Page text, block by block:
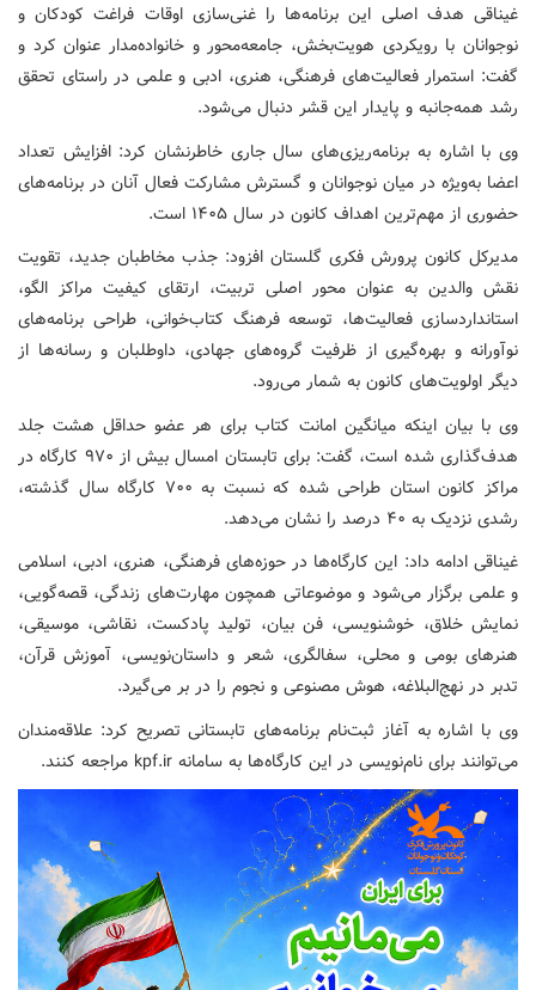
غیناقی هدف اصلی این برنامه‌ها را غنی‌سازی اوقات فراغت کودکان و
نوجوانان با رویکردی هویت‌بخش، جامعه‌محور و خانواده‌مدار عنوان کرد و
گفت: استمرار فعالیت‌های فرهنگی، هنری، ادبی و علمی در راستای تحقق
رشد همه‌جانبه و پایدار این قشر دنبال می‌شود.
وی با اشاره به برنامه‌ریزی‌های سال جاری خاطرنشان کرد: افزایش تعداد
اعضا به‌ویژه در میان نوجوانان و گسترش مشارکت فعال آنان در برنامه‌های
حضوری از مهم‌ترین اهداف کانون در سال ۱۴۰۵ است.
مدیرکل کانون پرورش فکری گلستان افزود: جذب مخاطبان جدید، تقویت
نقش والدین به عنوان محور اصلی تربیت، ارتقای کیفیت مراکز الگو،
استانداردسازی فعالیت‌ها، توسعه فرهنگ کتاب‌خوانی، طراحی برنامه‌های
نوآورانه و بهره‌گیری از ظرفیت گروه‌های جهادی، داوطلبان و رسانه‌ها از
دیگر اولویت‌های کانون به شمار می‌رود.
وی با بیان اینکه میانگین امانت کتاب برای هر عضو حداقل هشت جلد
هدف‌گذاری شده است، گفت: برای تابستان امسال بیش از ۹۷۰ کارگاه در
مراکز کانون استان طراحی شده که نسبت به ۷۰۰ کارگاه سال گذشته،
رشدی نزدیک به ۴۰ درصد را نشان می‌دهد.
غیناقی ادامه داد: این کارگاه‌ها در حوزه‌های فرهنگی، هنری، ادبی، اسلامی
و علمی برگزار می‌شود و موضوعاتی همچون مهارت‌های زندگی، قصه‌گویی،
نمایش خلاق، خوشنویسی، فن بیان، تولید پادکست، نقاشی، موسیقی،
هنرهای بومی و محلی، سفالگری، شعر و داستان‌نویسی، آموزش قرآن،
تدبر در نهج‌البلاغه، هوش مصنوعی و نجوم را در بر می‌گیرد.
وی با اشاره به آغاز ثبت‌نام برنامه‌های تابستانی تصریح کرد: علاقه‌مندان
می‌توانند برای نام‌نویسی در این کارگاه‌ها به سامانه kpf.ir مراجعه کنند.